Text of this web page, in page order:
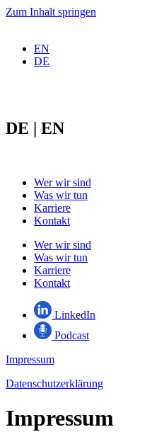
Zum Inhalt springen
EN
DE
DE | EN
Wer wir sind
Was wir tun
Karriere
Kontakt
Wer wir sind
Was wir tun
Karriere
Kontakt
LinkedIn
Podcast
Impressum
Datenschutz­erklärung
Impressum